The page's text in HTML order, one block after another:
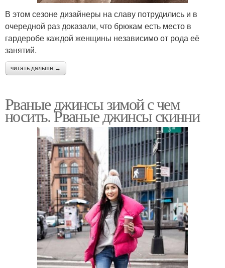
В этом сезоне дизайнеры на славу потрудились и в
очередной раз доказали, что брюкам есть место в
гардеробе каждой женщины независимо от рода её
занятий.
читать дальше →
Рваные джинсы зимой с чем
носить. Рваные джинсы скинни